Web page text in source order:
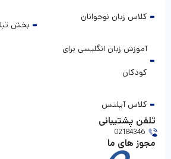
کلاس زبان نوجوانان
آموزش زبان انگلیسی برای
کودکان
کلاس آیلتس
بخش
تلفن پشتیبانی
02184346
مجوز های ما